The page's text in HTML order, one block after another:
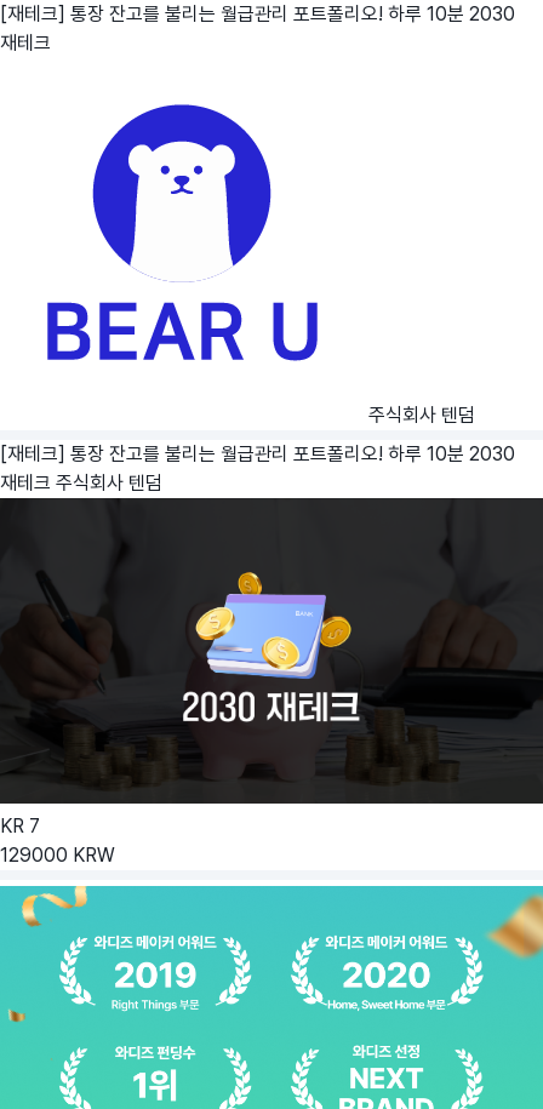
[재테크] 통장 잔고를 불리는 월급관리 포트폴리오! 하루 10분 2030
재테크
주식회사 텐덤
[재테크] 통장 잔고를 불리는 월급관리 포트폴리오! 하루 10분 2030
재테크 주식회사 텐덤
KR 7
129000 KRW